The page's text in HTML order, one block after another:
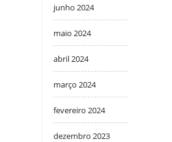
junho 2024
maio 2024
abril 2024
março 2024
fevereiro 2024
dezembro 2023